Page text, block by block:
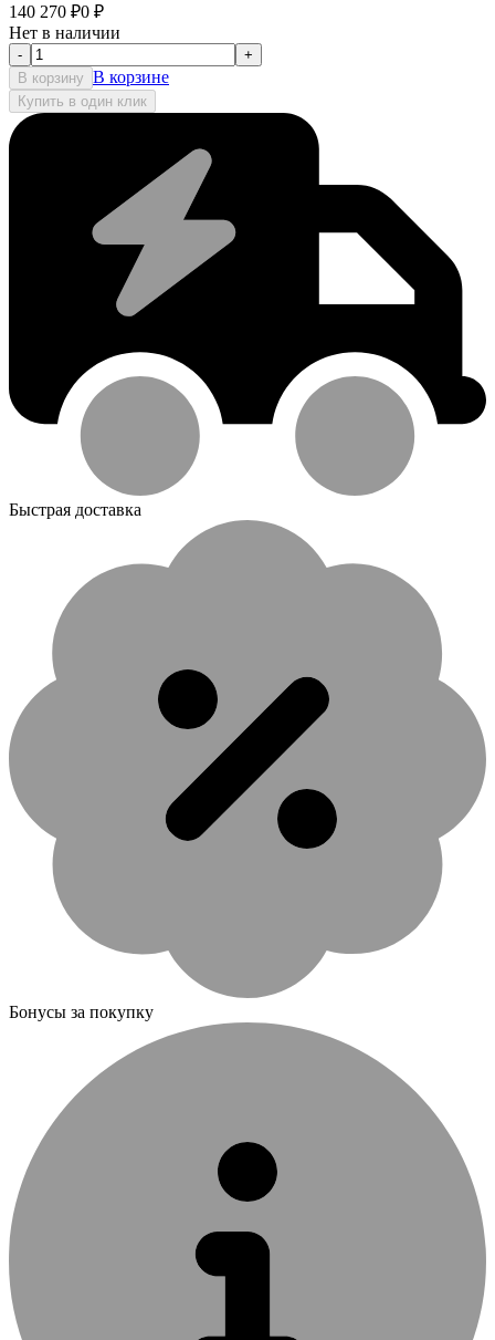
140 270 ₽0 ₽
Нет в наличии
-
+
В корзину В корзине
Купить в один клик
Быстрая доставка
Бонусы за покупку